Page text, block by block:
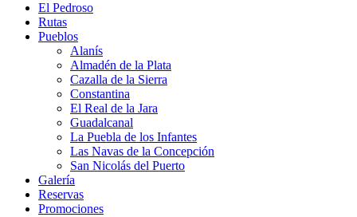
El Pedroso
Rutas
Pueblos
Alanís
Almadén de la Plata
Cazalla de la Sierra
Constantina
El Real de la Jara
Guadalcanal
La Puebla de los Infantes
Las Navas de la Concepción
San Nicolás del Puerto
Galería
Reservas
Promociones